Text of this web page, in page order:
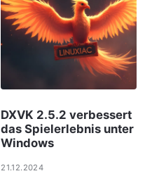
DXVK 2.5.2 verbessert
das Spielerlebnis unter
Windows
21.12.2024